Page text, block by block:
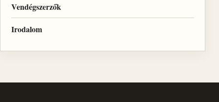
Vendégszerzők
Irodalom